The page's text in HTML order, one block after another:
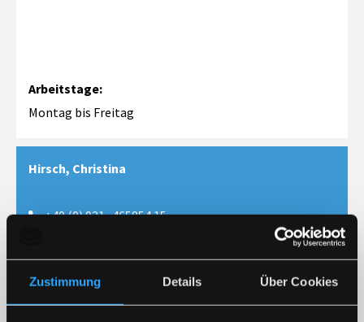
Zustimmung Details Über Cookies
Arbeitstage:
Montag bis Freitag
Hirsch, Christina
 +49 (0) 931- 465854 15